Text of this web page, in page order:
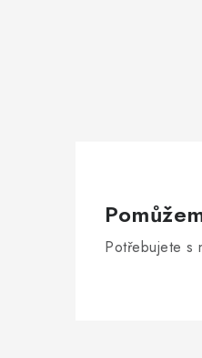
Potřebujete s